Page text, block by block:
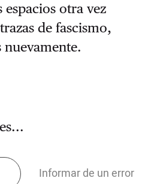
otra vez
de fascismo,
nuevamente.
Informar de un error